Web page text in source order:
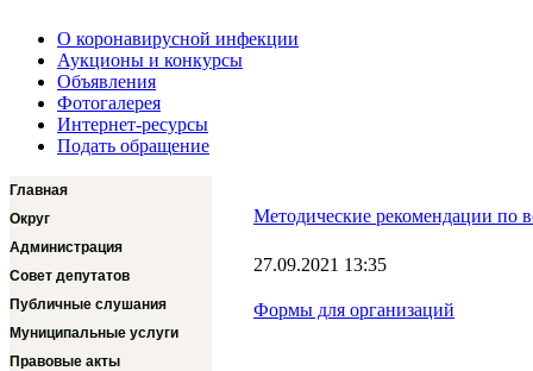
О коронавирусной инфекции
Аукционы и конкурсы
Объявления
Фотогалерея
Интернет-ресурсы
Подать обращение
Главная
Округ
Администрация
Совет депутатов
Публичные слушания
Муниципальные услуги
Правовые акты
Методические рекомендации по
27.09.2021 13:35
Формы для организаций